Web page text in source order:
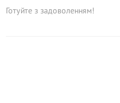
Готуйте з задоволенням!